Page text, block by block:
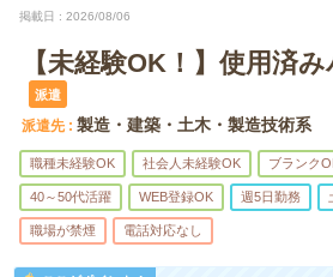
掲載日 2026/08/06
【未経験OK！】使用済
派遣
派遣先 製造・建築・土木・製造技術系
職種未経験OK 社会人未経験OK ブランク
40～50代活躍 WEB登録OK 週5日勤務
職場が禁煙 電話対応なし